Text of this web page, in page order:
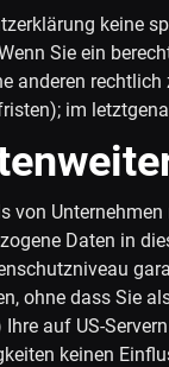
keine
Sie ein
anderen
im
von
Daten in
ohne dass Sie
Ihre auf US-
keinen